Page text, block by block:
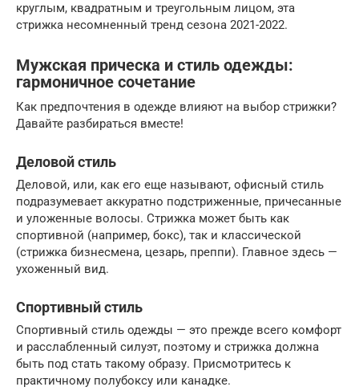
круглым, квадратным и треугольным лицом, эта
стрижка несомненный тренд сезона 2021-2022.
Мужская прическа и стиль одежды:
гармоничное сочетание
Как предпочтения в одежде влияют на выбор стрижки?
Давайте разбираться вместе!
Деловой стиль
Деловой, или, как его еще называют, офисный стиль
подразумевает аккуратно подстриженные, причесанные
и уложенные волосы. Стрижка может быть как
спортивной (например, бокс), так и классической
(стрижка бизнесмена, цезарь, преппи). Главное здесь —
ухоженный вид.
Спортивный стиль
Спортивный стиль одежды — это прежде всего комфорт
и расслабленный силуэт, поэтому и стрижка должна
быть под стать такому образу. Присмотритесь к
практичному полубоксу или канадке.